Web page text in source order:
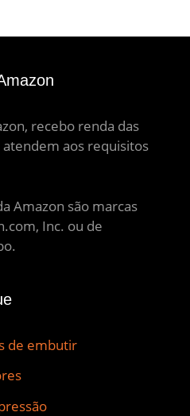
recebo renda das
aos requisitos
Amazon são marcas
Inc. ou de
de embutir